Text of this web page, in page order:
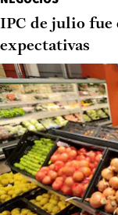
IPC de julio fue
expectativas